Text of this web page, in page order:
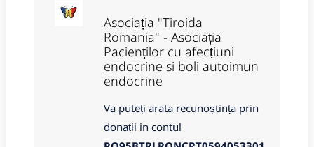
Asociația "Tiroida
Romania" - Asociația
Pacienților cu afecțiuni
endocrine si boli autoimun
endocrine
Va puteți arata recunoștința prin
donații in contul